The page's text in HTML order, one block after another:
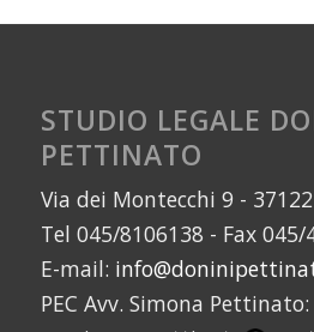
STUDIO LEGALE
PETTINATO
Via dei Montecchi 9 -
Tel 045/8106138 - Fax 045/
E-mail:
PEC Avv. Simona Pettinato: